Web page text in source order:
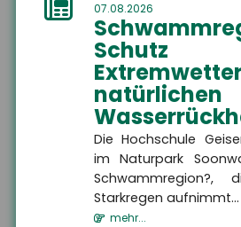
07.08.2026
natürlichen
Die Hochschule
im Naturpark
Schwammregion?,
Starkregen aufnimmt...
mehr...
Jens
+49 3671